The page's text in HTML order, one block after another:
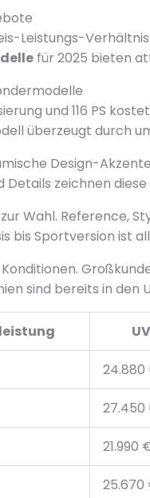
Leistungs-
für 2025 bieten
und 116 PS
überzeugt durch
Design-
zeichnen
Wahl. Reference,
bis Sportversion ist
sind bereits in den
24.880
27.450
21.990
25.670